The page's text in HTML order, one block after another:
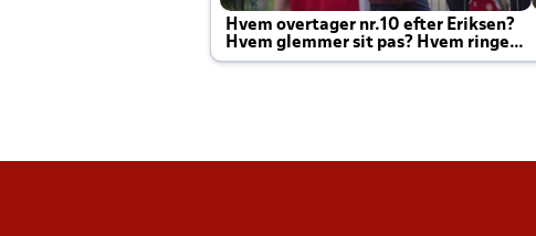
Hvem overtager nr.10 efter Eriksen?
Hvem glemmer sit pas? Hvem ringer
Joachim altid til efter kampe?